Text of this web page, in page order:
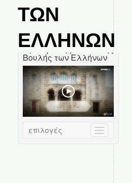
ΤΩΝ
ΕΛΛΗΝΩΝ